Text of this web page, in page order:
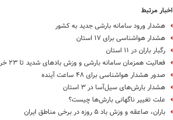
اخبار مرتبط
هشدار ورود سامانه بارشی جدید به کشور
هشدار هواشناسی برای ۱۷ استان
رگبار باران در ۱۱ استان
فعالیت همزمان سامانه بارشی و وزش بادهای شدید تا ۲۳ خرداد
صدور هشدار هواشناسی برای ۴۸ ساعت آینده
هشدار بارش‌های سیل‌آسا در ۳ استان
علت تغییر ناگهانی بارش‌ها چیست؟
باران، صاعقه و وزش باد ۵ روزه در برخی مناطق ایران